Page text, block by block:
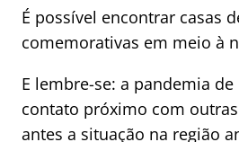
É possível encontrar casas
comemorativas em meio à
E lembre-se: a pandemia
contato próximo com
antes a situação na região